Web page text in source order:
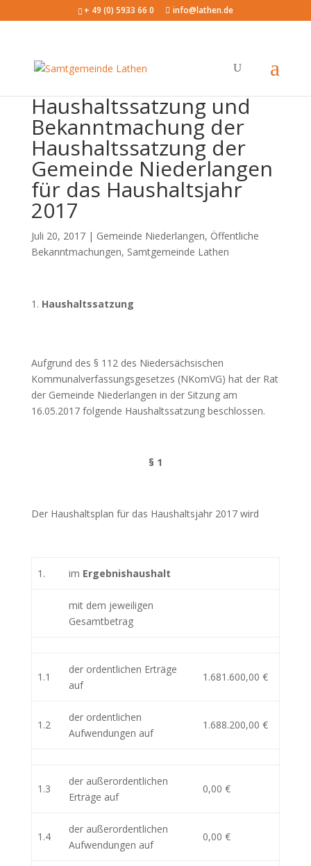
+ 49 (0) 5933 66 0 info@lathen.de
Haushaltssatzung und
Bekanntmachung der
Haushaltssatzung der
Gemeinde Niederlangen
für das Haushaltsjahr
2017
Juli 20, 2017 | Gemeinde Niederlangen, Öffentliche
Bekanntmachungen, Samtgemeinde Lathen
Haushaltssatzung
Aufgrund des § 112 des Niedersächsischen
Kommunalverfassungsgesetzes (NKomVG) hat der Rat
der Gemeinde Niederlangen in der Sitzung am
16.05.2017 folgende Haushaltssatzung beschlossen.
§ 1
Der Haushaltsplan für das Haushaltsjahr 2017 wird
1. im Ergebnishaushalt
mit dem jeweiligen
Gesamtbetrag
1.1
der ordentlichen Erträge
auf
1.681.600,00 €
1.2
der ordentlichen
Aufwendungen auf
1.688.200,00 €
1.3
der außerordentlichen
Erträge auf
0,00 €
1.4
der außerordentlichen
Aufwendungen auf
0,00 €